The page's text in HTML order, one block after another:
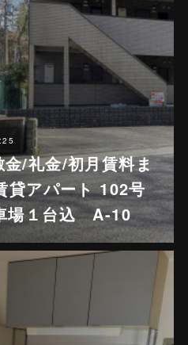
/礼金/初月賃料ま
貸アパート 102号
場１台込 A-10